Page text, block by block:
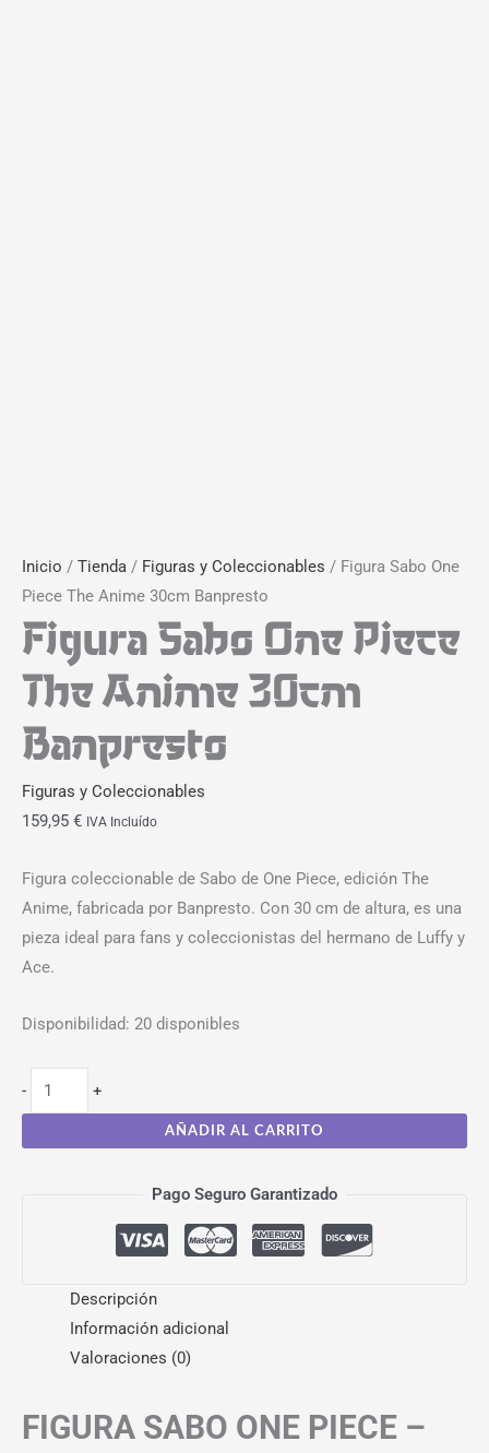
Inicio / Tienda / Figuras y Coleccionables / Figura Sabo One
Piece The Anime 30cm Banpresto
Figura Sabo One Piece
The Anime 30cm
Banpresto
Figuras y Coleccionables
159,95 € IVA Incluído
Figura coleccionable de Sabo de One Piece, edición The
Anime, fabricada por Banpresto. Con 30 cm de altura, es una
pieza ideal para fans y coleccionistas del hermano de Luffy y
Ace.
Disponibilidad: 20 disponibles
- +
AÑADIR AL CARRITO
Pago Seguro Garantizado
Descripción
Información adicional
Valoraciones (0)
FIGURA SABO ONE PIECE –